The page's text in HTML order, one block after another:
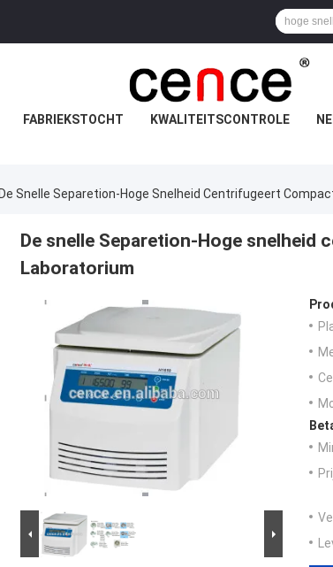
FABRIEKSTOCHT KWALITEITSCONTROLE
De Snelle Separetion-Hoge Snelheid Centrifugeert
De snelle Separetion-Hoge
Laboratorium